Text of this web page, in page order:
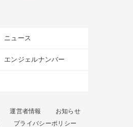
ニュース
エンジェルナンバー
運営者情報
お知らせ
プライバシーポリシー